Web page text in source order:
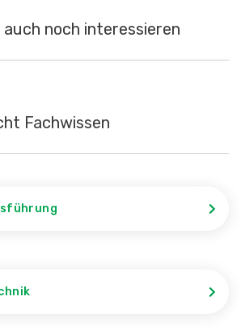
auch noch interessieren
Fachwissen